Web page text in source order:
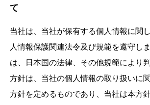
て
当社は、当社が保有する個人情報に関
人情報保護関連法令及び規範を遵守し
は、日本国の法律、その他規範により
方針は、当社の個人情報の取り扱いに
方針を定めるものであり、当社は本方